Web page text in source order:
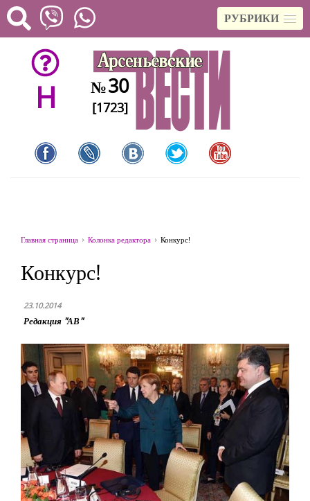
РУБРИКИ
H №30
[1723]
Главная страница Колонка редактора Конкурс!
Конкурс!
23.10.2014
Редакция "АВ"